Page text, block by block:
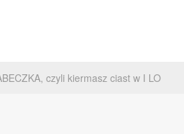
czyli kiermasz ciast w I LO